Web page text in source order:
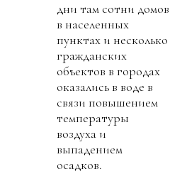
дни там сотни домов
в населенных
пунктах и несколько
гражданских
объектов в городах
оказались в воде в
связи повышением
температуры
воздуха и
выпадением
осадков.